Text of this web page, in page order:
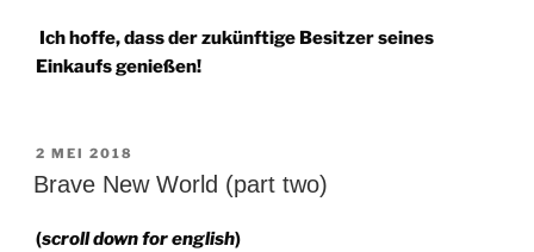
Ich hoffe, dass der zukünftige Besitzer seines
Einkaufs genießen!
GEPLAATST
OP
2 MEI 2018
Brave New World (part two)
(scroll down for english)